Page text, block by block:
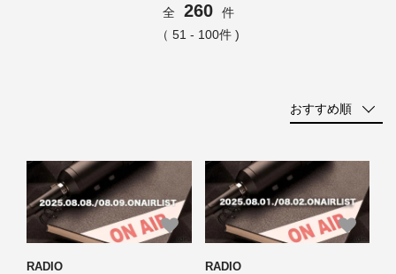
全 260
件
（ 51 - 100件 )
おすすめ順
RADIO RADIO